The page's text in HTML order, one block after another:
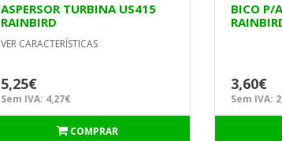
ASPERSOR TURBINA US415
RAINBIRD
VER CARACTERÍSTICAS
5,25€
Sem IVA: 4,27€
COMPRAR
BICO P/
3,60€
Sem IVA: